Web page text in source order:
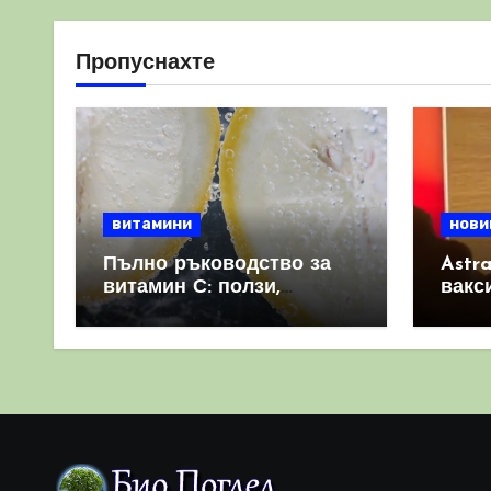
публикациите
на
страници
Пропуснахте
витамини
Пълно ръководство за
витамин С: ползи,
източници и защо е